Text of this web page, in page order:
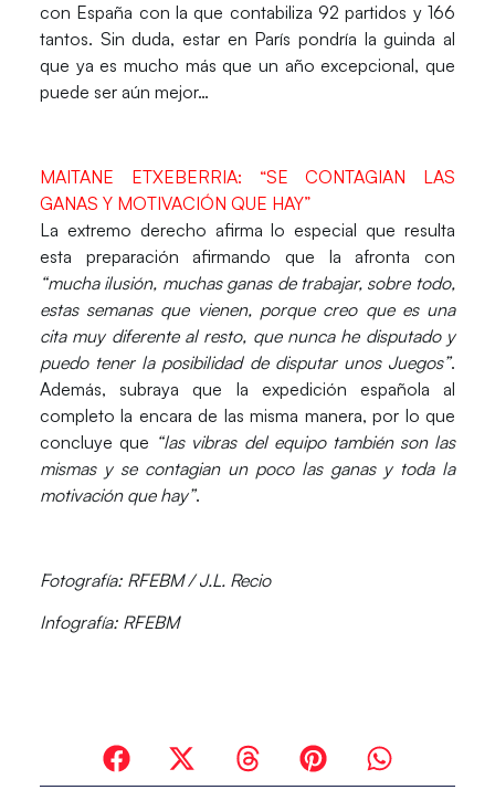
con España con la que contabiliza 92 partidos y 166
tantos. Sin duda, estar en París pondría la guinda al
que ya es mucho más que un año excepcional, que
puede ser aún mejor…
MAITANE ETXEBERRIA: “SE CONTAGIAN LAS
GANAS Y MOTIVACIÓN QUE HAY”
La extremo derecho afirma lo especial que resulta
esta preparación afirmando que la afronta con
“mucha ilusión, muchas ganas de trabajar, sobre todo,
estas semanas que vienen, porque creo que es una
cita muy diferente al resto, que nunca he disputado y
puedo tener la posibilidad de disputar unos Juegos”.
Además, subraya que la expedición española al
completo la encara de las misma manera, por lo que
concluye que “las vibras del equipo también son las
mismas y se contagian un poco las ganas y toda la
motivación que hay”.
Fotografía: RFEBM / J.L. Recio
Infografía: RFEBM